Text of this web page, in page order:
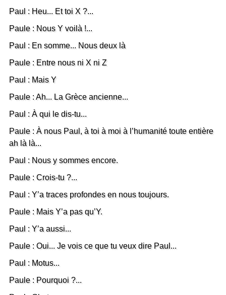
Paul : Heu... Et toi X ?...
Paule : Nous Y voilà !...
Paul : En somme... Nous deux là
Paule : Entre nous ni X ni Z
Paul : Mais Y
Paule : Ah... La Grèce ancienne...
Paul : À qui le dis-tu...
Paule : À nous Paul, à toi à moi à l’humanité toute entière
ah là là...
Paul : Nous y sommes encore.
Paule : Crois-tu ?...
Paul : Y’a traces profondes en nous toujours.
Paule : Mais Y’a pas qu’Y.
Paul : Y’a aussi...
Paule : Oui... Je vois ce que tu veux dire Paul...
Paul : Motus...
Paule : Pourquoi ?...